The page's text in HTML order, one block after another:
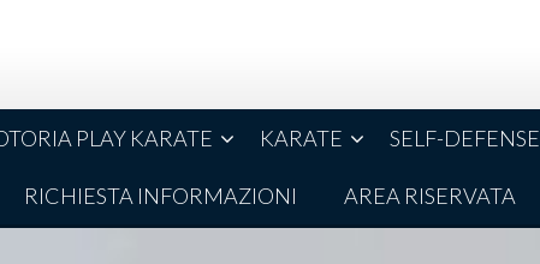
PLAY KARATE KARATE SELF-DEFENSE
RICHIESTA INFORMAZIONI AREA RISERVATA